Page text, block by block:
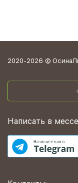
2020-2026 ©
Написать в